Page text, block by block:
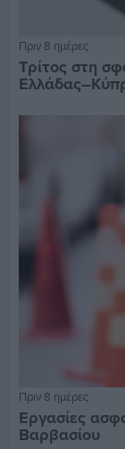
Πριν 8 ημέρες
Τρίτος στη
Πριν 8 ημέρες
Εργασίες
Βαρβασίου